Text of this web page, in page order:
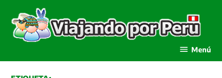
contenido
Menú